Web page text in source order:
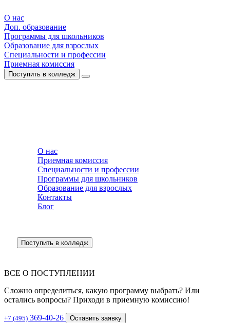
О нас
Доп. образование
Программы для школьников
Образование для взрослых
Специальности и профессии
Приемная комиссия
Поступить в колледж
О нас
Приемная комиссия
Специальности и профессии
Программы для школьников
Образование для взрослых
Контакты
Блог
Поступить в колледж
ВСЕ О ПОСТУПЛЕНИИ
Сложно определиться, какую программу выбрать? Или
остались вопросы? Приходи в приемную комиссию!
+7 (495) 369-40-26 Оставить заявку